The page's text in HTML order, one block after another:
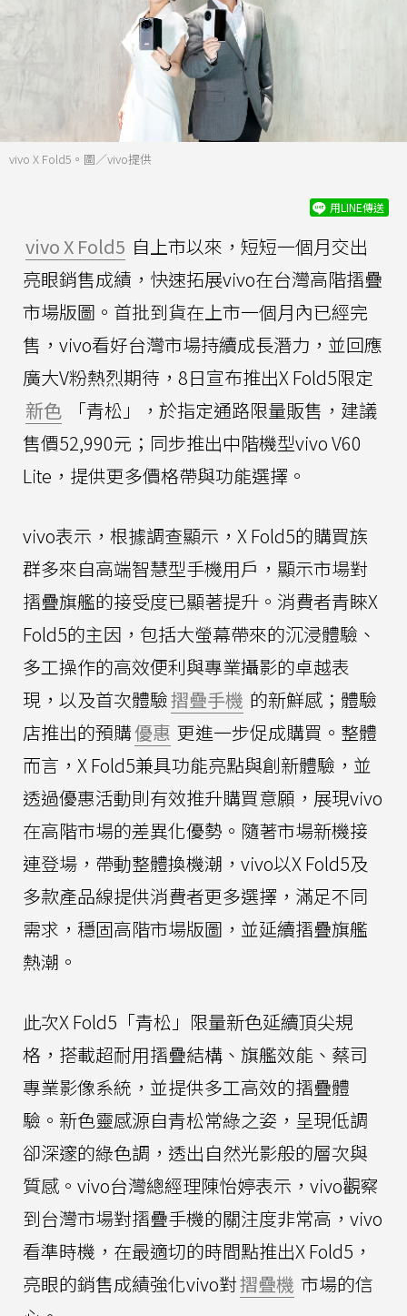
vivo X Fold5。圖／vivo提供
用LINE傳送
vivo X Fold5 自上市以來，短短一個月交出
亮眼銷售成績，快速拓展vivo在台灣高階摺疊
市場版圖。首批到貨在上市一個月內已經完
售，vivo看好台灣市場持續成長潛力，並回應
廣大V粉熱烈期待，8日宣布推出X Fold5限定
新色
「青松」，於指定通路限量販售，建議
售價52,990元；同步推出中階機型vivo V60
Lite，提供更多價格帶與功能選擇。
vivo表示，根據調查顯示，X Fold5的購買族
群多來自高端智慧型手機用戶，顯示市場對
摺疊旗艦的接受度已顯著提升。消費者青睞X
Fold5的主因，包括大螢幕帶來的沉浸體驗、
多工操作的高效便利與專業攝影的卓越表
現，以及首次體驗摺疊手機 的新鮮感；體驗
店推出的預購優惠 更進一步促成購買。整體
而言，X Fold5兼具功能亮點與創新體驗，並
透過優惠活動則有效推升購買意願，展現vivo
在高階市場的差異化優勢。隨著市場新機接
連登場，帶動整體換機潮，vivo以X Fold5及
多款產品線提供消費者更多選擇，滿足不同
需求，穩固高階市場版圖，並延續摺疊旗艦
熱潮。
此次X Fold5「青松」限量新色延續頂尖規
格，搭載超耐用摺疊結構、旗艦效能、蔡司
專業影像系統，並提供多工高效的摺疊體
驗。新色靈感源自青松常綠之姿，呈現低調
卻深邃的綠色調，透出自然光影般的層次與
質感。vivo台灣總經理陳怡婷表示，vivo觀察
到台灣市場對摺疊手機的關注度非常高，vivo
看準時機，在最適切的時間點推出X Fold5，
亮眼的銷售成績強化vivo對摺疊機 市場的信